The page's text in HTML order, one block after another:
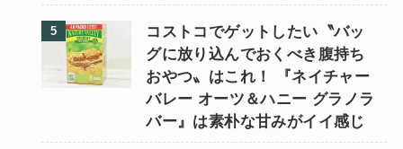
コストコでゲットしたい〝バッ
グに放り込んでおくべき腹持ち
おやつ〟はこれ！ 『ネイチャー
バレー オーツ＆ハニー グラノラ
バー』は素朴な甘みがイイ感じ